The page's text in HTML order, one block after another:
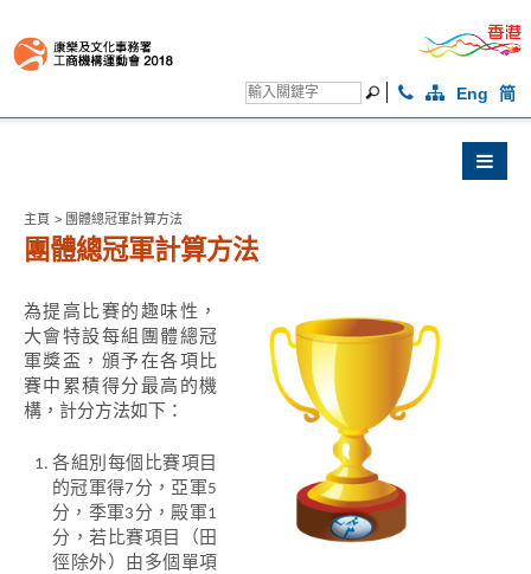
Eng 简
主頁 > 團體總冠軍計算方法
團體總冠軍計算方法
為提高比賽的趣味性，
大會特設每組團體總冠
軍獎盃，頒予在各項比
賽中累積得分最高的機
構，計分方法如下：
各組別每個比賽項目
的冠軍得7分，亞軍5
分，季軍3分，殿軍1
分，若比賽項目（田
徑除外）由多個單項